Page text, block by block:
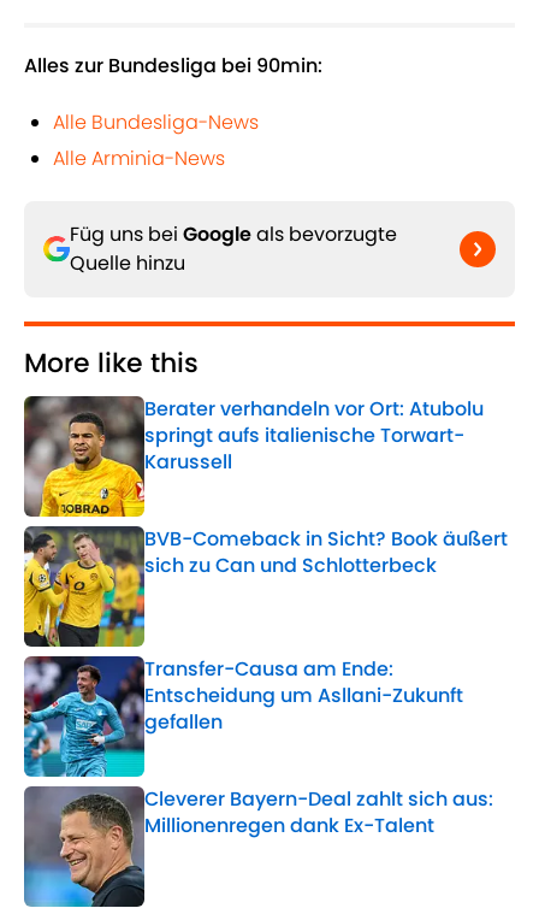
Alles zur Bundesliga bei 90min:
Alle Bundesliga-News
Alle Arminia-News
Füg uns bei Googleals bevorzugte
Quelle hinzu
More like this
Berater verhandeln vor Ort: Atubolu
springt aufs italienische Torwart-
Karussell
Published by on Invalid Date
BVB-Comeback in Sicht? Book äußert
sich zu Can und Schlotterbeck
Published by on Invalid Date
Transfer-Causa am Ende:
Entscheidung um Asllani-Zukunft
gefallen
Published by on Invalid Date
Cleverer Bayern-Deal zahlt sich aus:
Millionenregen dank Ex-Talent